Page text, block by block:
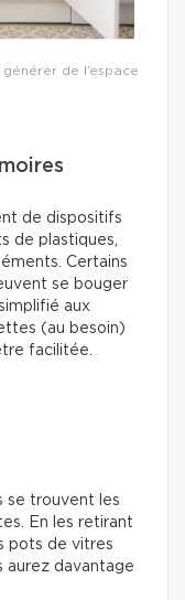
de l’espace
de dispositifs
de plastiques,
Certains
se bouger
aux
(au besoin)
facilitée.
se trouvent les
En les retirant
pots de vitres
aurez davantage